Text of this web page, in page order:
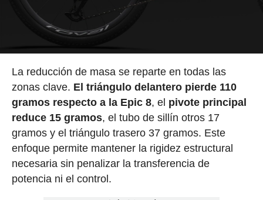
La reducción de masa se reparte en todas las
zonas clave. El triángulo delantero pierde 110
gramos respecto a la Epic 8, el pivote principal
reduce 15 gramos, el tubo de sillín otros 17
gramos y el triángulo trasero 37 gramos. Este
enfoque permite mantener la rigidez estructural
necesaria sin penalizar la transferencia de
potencia ni el control.